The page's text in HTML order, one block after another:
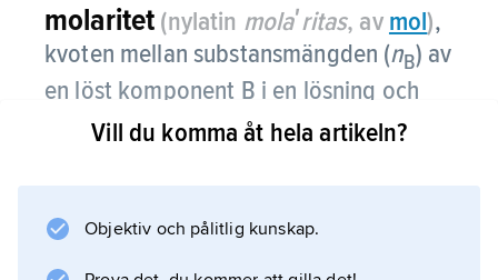
molaritet (nylatin molaʹritas, av mol),
kvoten mellan substansmängden (nB) av
en löst komponent B i en lösning och
lösningens totalvolym (V); beteckning
mol/dm
3
Vill du komma åt hela artikeln?
Objektiv och pålitlig kunskap.